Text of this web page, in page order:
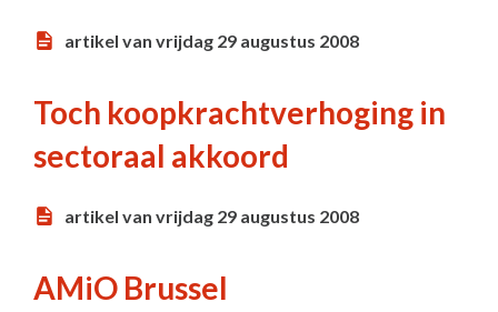
artikel van vrijdag 29 augustus 2008
Toch koopkrachtverhoging in
sectoraal akkoord
artikel van vrijdag 29 augustus 2008
AMiO Brussel